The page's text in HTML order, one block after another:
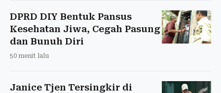
DPRD DIY Bentuk Pansus
Kesehatan Jiwa, Cegah Pasung
dan Bunuh Diri
50 menit lalu
Janice Tjen Tersingkir di